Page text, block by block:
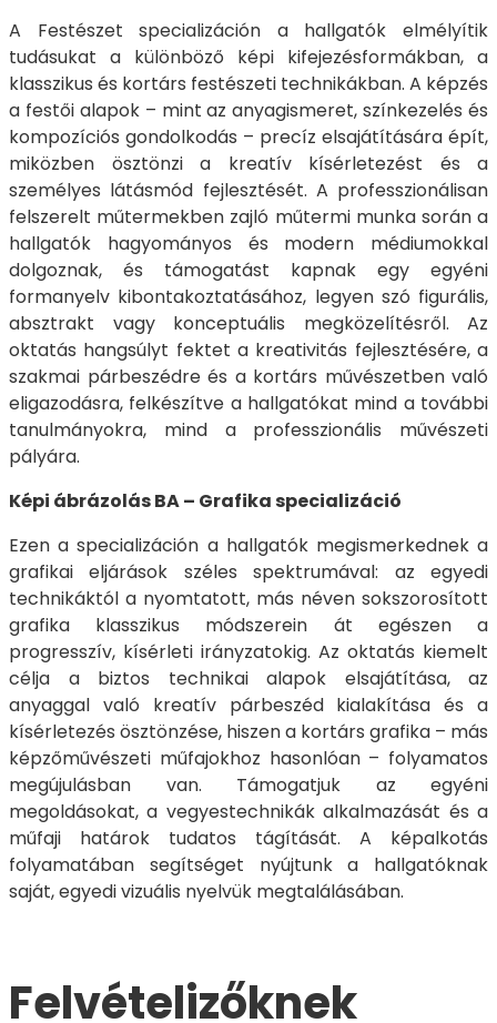
A Festészet specializáción a hallgatók elmélyítik
tudásukat a különböző képi kifejezésformákban, a
klasszikus és kortárs festészeti technikákban. A képzés
a festői alapok – mint az anyagismeret, színkezelés és
kompozíciós gondolkodás – precíz elsajátítására épít,
miközben ösztönzi a kreatív kísérletezést és a
személyes látásmód fejlesztését. A professzionálisan
felszerelt műtermekben zajló műtermi munka során a
hallgatók hagyományos és modern médiumokkal
dolgoznak, és támogatást kapnak egy egyéni
formanyelv kibontakoztatásához, legyen szó figurális,
absztrakt vagy konceptuális megközelítésről. Az
oktatás hangsúlyt fektet a kreativitás fejlesztésére, a
szakmai párbeszédre és a kortárs művészetben való
eligazodásra, felkészítve a hallgatókat mind a további
tanulmányokra, mind a professzionális művészeti
pályára.
Képi ábrázolás BA – Grafika specializáció
Ezen a specializáción a hallgatók megismerkednek a
grafikai eljárások széles spektrumával: az egyedi
technikáktól a nyomtatott, más néven sokszorosított
grafika klasszikus módszerein át egészen a
progresszív, kísérleti irányzatokig. Az oktatás kiemelt
célja a biztos technikai alapok elsajátítása, az
anyaggal való kreatív párbeszéd kialakítása és a
kísérletezés ösztönzése, hiszen a kortárs grafika – más
képzőművészeti műfajokhoz hasonlóan – folyamatos
megújulásban van. Támogatjuk az egyéni
megoldásokat, a vegyestechnikák alkalmazását és a
műfaji határok tudatos tágítását. A képalkotás
folyamatában segítséget nyújtunk a hallgatóknak
saját, egyedi vizuális nyelvük megtalálásában.
Felvételizőknek